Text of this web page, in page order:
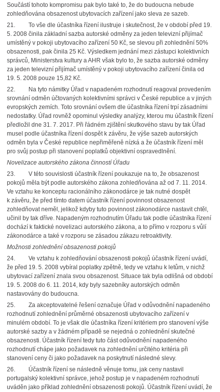
Součástí tohoto kompromisu pak bylo také to, že do budoucna nebude
zohledňována obsazenost ubytovacích zařízení jako sleva ze sazeb.
21.
To vše dle účastníka řízení ilustruje i skutečnost, že v období před 19.
5. 2008 činila základní sazba autorské odměny za jeden televizní přijímač
umístěný v pokoji ubytovacího zařízení 50 Kč, se slevou při zohlednění 50%
obsazenosti, pak činila 25 Kč. Výsledkem jednání mezi zástupci kolektivních
správců, Ministerstva kultury a AHR však bylo to, že sazba autorské odměny
za jeden televizní přijímač umístěný v pokoji ubytovacího zařízení činila od
19. 5. 2008 pouze 15,82 Kč.
22.
Na tyto námitky Úřad v napadeném rozhodnutí reagoval provedením
srovnání odměn účtovaných kolektivními správci v České republice a v jiných
evropských zemích. Toto srovnání ovšem dle účastníka řízení trpí zásadními
nedostatky. Úřad rovněž opominul výsledky analýzy, kterou mu účastník řízení
předložil dne 31. 7. 2017. Při řádném zjištění skutkového stavu by tak Úřad
musel podle účastníka řízení dospět k závěru, že výše sazeb autorských
odměn byla v České republice nepřiměřeně nízká a že účastník řízení měl
pro svůj postup při stanovení poplatků objektivní ospravedlnění.
Novelizace autorského zákona činností Úřadu
23.
V této souvislosti účastník řízení poukazuje na to, že obsazenost
pokojů měla být podle autorského zákona zohledňována až od 7. 11. 2014.
Ve vztahu ke konceptu racionálního zákonodárce je tak nutné dospět
k závěru, že před tímto datem účastník řízení povinnost obsazenost
zohledňovat neměl, jelikož kdyby tuto povinnost zákonodárce nastavit chtěl,
učinil by tak dříve. Napadeným rozhodnutím Úřadu tak podle účastníka řízení
dochází k faktické novelizaci autorského zákona, a to přímo v rozporu s vůlí
zákonodárce a také v rozporu se zásadou zákazu retroaktivity.
Možnosti zohlednění obsazenosti pokojů
24.
Ve vztahu k zohledňování obsazenosti pokojů účastník řízení uvádí,
že před 19. 5. 2008 vybíral poplatky zpětně, tedy ve vztahu k letům, v nichž
ubytovací zařízení znala svou obsazenost. Situace tak byla odlišná od období
19. 5. 2008 do 6. 11. 2014, kdy byly sazebníky autorských odměn
nastavovány do budoucna.
25.
Za akceptovatelné řešení označuje Úřad v odůvodnění napadeného
rozhodnutí zohlednění průměrné obsazenosti ubytovacího zařízení v
minulém období. To je však dle účastníka řízení kritériem pro stanovení výše
autorské sazby a v žádném případě se nejedná o zohlednění skutečné
obsazenosti. Účastník řízení tedy tuto část odůvodnění napadeného
rozhodnutí chápe jako požadavek na zohlednění určitého kritéria při
stanovení ceny či jako požadavek na poskytnutí následné slevy.
26.
Účastník řízení se následně věnuje tomu, jak ceny nastavil
portugalský kolektivní správce, jehož postup je v napadeném rozhodnutí
uváděn jako příklad zohlednění obsazenosti pokojů. Účastník řízení uvádí, že